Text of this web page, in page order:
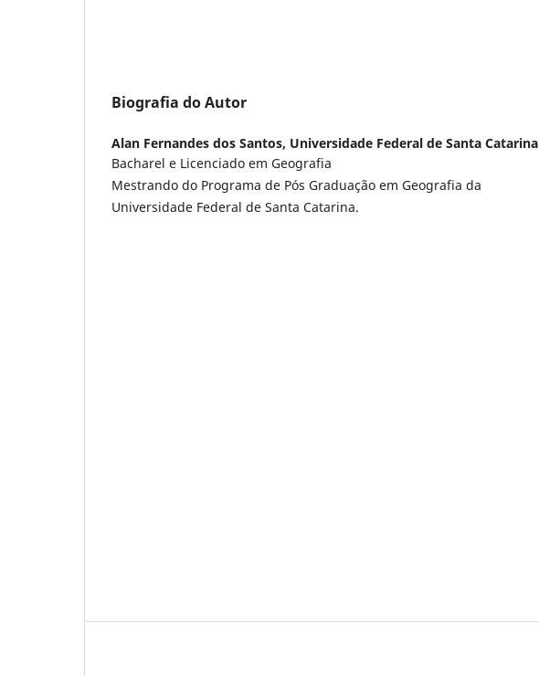
Biografia do Autor
Alan Fernandes dos Santos, Universidade Federal de Santa Catarina
Bacharel e Licenciado em Geografia
Mestrando do Programa de Pós Graduação em Geografia da
Universidade Federal de Santa Catarina.